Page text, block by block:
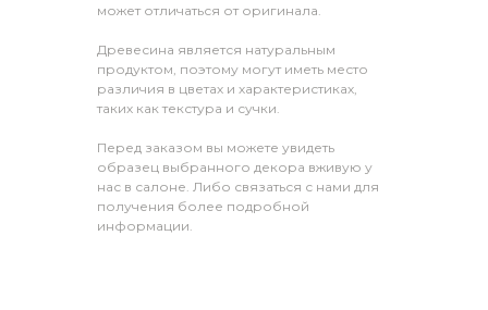
может отличаться от оригинала.
Древесина является натуральным
продуктом, поэтому могут иметь место
различия в цветах и характеристиках,
таких как текстура и сучки.
Перед заказом вы можете увидеть
образец выбранного декора вживую у
нас в салоне. Либо связаться с нами для
получения более подробной
информации.